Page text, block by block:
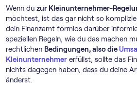
Wenn du zur Kleinunternehmer-
möchtest, ist das gar nicht so
dein Finanzamt formlos darüber
speziellen Regeln, wie du das machen
rechtlichen Bedingungen, also die
Kleinunternehmer erfüllst, sollte das
nichts dagegen haben, dass du deine
änderst.